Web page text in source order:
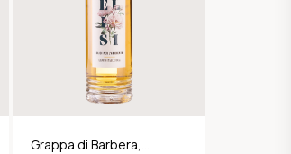
Grappa di Barbera,